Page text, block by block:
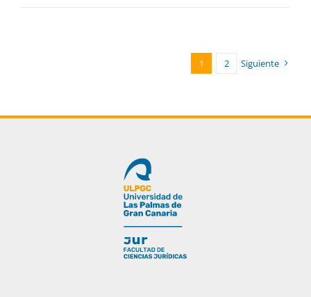
1 2 Siguiente